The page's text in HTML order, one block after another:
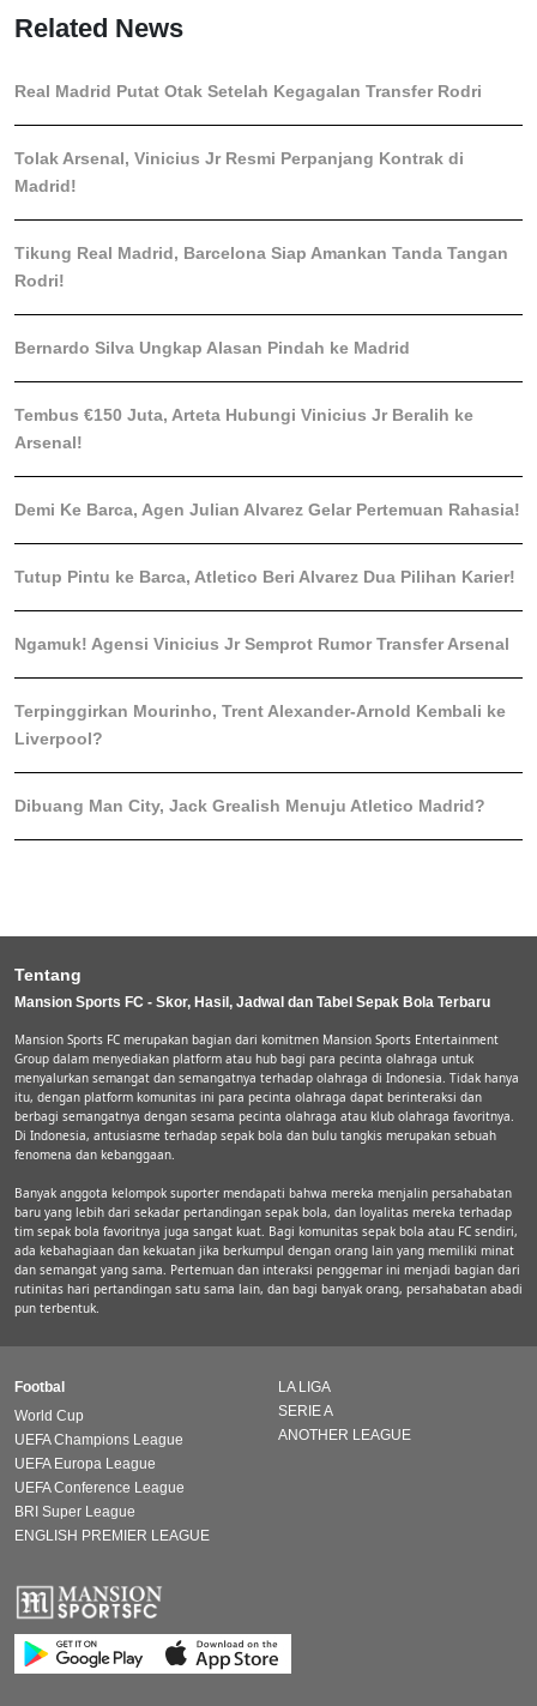
Related News
Real Madrid Putat Otak Setelah Kegagalan Transfer Rodri
Tolak Arsenal, Vinicius Jr Resmi Perpanjang Kontrak di
Madrid!
Tikung Real Madrid, Barcelona Siap Amankan Tanda Tangan
Rodri!
Bernardo Silva Ungkap Alasan Pindah ke Madrid
Tembus €150 Juta, Arteta Hubungi Vinicius Jr Beralih ke
Arsenal!
Demi Ke Barca, Agen Julian Alvarez Gelar Pertemuan Rahasia!
Tutup Pintu ke Barca, Atletico Beri Alvarez Dua Pilihan Karier!
Ngamuk! Agensi Vinicius Jr Semprot Rumor Transfer Arsenal
Terpinggirkan Mourinho, Trent Alexander-Arnold Kembali ke
Liverpool?
Dibuang Man City, Jack Grealish Menuju Atletico Madrid?
Tentang
Mansion Sports FC - Skor, Hasil, Jadwal dan Tabel Sepak Bola Terbaru
Mansion Sports FC merupakan bagian dari komitmen Mansion Sports Entertainment
Group dalam menyediakan platform atau hub bagi para pecinta olahraga untuk
menyalurkan semangat dan semangatnya terhadap olahraga di Indonesia. Tidak hanya
itu, dengan platform komunitas ini para pecinta olahraga dapat berinteraksi dan
berbagi semangatnya dengan sesama pecinta olahraga atau klub olahraga favoritnya.
Di Indonesia, antusiasme terhadap sepak bola dan bulu tangkis merupakan sebuah
fenomena dan kebanggaan.
Banyak anggota kelompok suporter mendapati bahwa mereka menjalin persahabatan
baru yang lebih dari sekadar pertandingan sepak bola, dan loyalitas mereka terhadap
tim sepak bola favoritnya juga sangat kuat. Bagi komunitas sepak bola atau FC sendiri,
ada kebahagiaan dan kekuatan jika berkumpul dengan orang lain yang memiliki minat
dan semangat yang sama. Pertemuan dan interaksi penggemar ini menjadi bagian dari
rutinitas hari pertandingan satu sama lain, dan bagi banyak orang, persahabatan abadi
pun terbentuk.
Footbal
World Cup
UEFA Champions League
UEFA Europa League
UEFA Conference League
BRI Super League
ENGLISH PREMIER LEAGUE
LA LIGA
SERIE A
ANOTHER LEAGUE